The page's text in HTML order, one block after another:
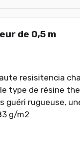
de 0,5 m
resisitencia
type de résine
rugueuse,
g/m2